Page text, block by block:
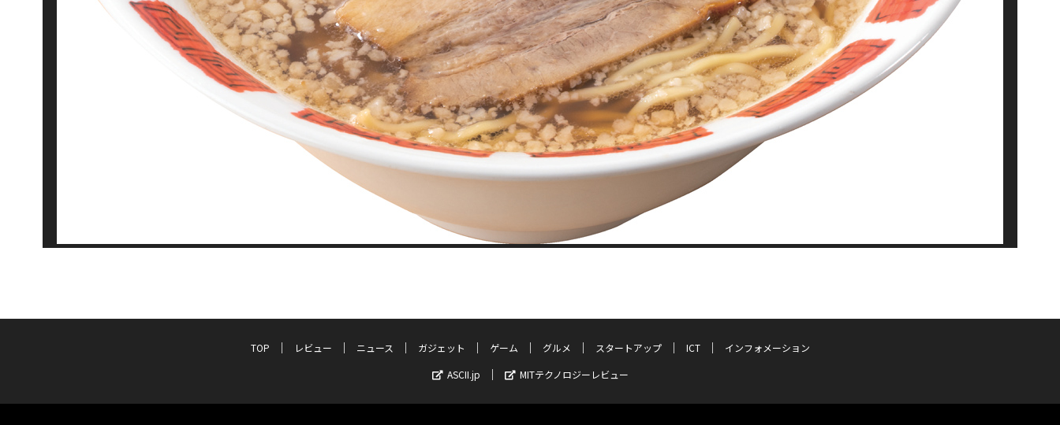
TOP レビュー ニュース ガジェット ゲーム グルメ スタートアップ ICT
インフォメーション
ASCII.jp
MITテクノロジーレビュー